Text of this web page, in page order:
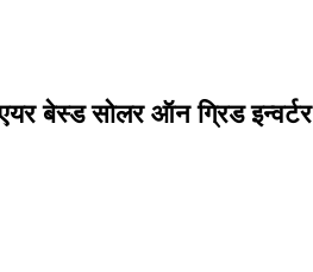
बेस्ड सोलर ऑन ग्रिड इन्वर्टर